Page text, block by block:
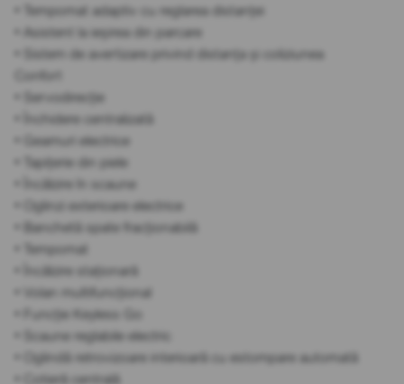
• Tempomat adaptiv cu reglarea distanței
• Asistent la ieșirea din parcare
• Sistem de avertizare privind distanța și coliziunea
Confort
• Servodirecție
• Închidere centralizată
• Geamuri electrice
• Tapițerie din piele
• Încălzire în scaune
• Oglinzi exterioare electrice
• Banchetă spate fracționabilă
• Tempomat
• Încălzire staționară
• Volan multifuncțional
• Funcție Keyless Go
• Scaune reglabile electric
• Oglindă retrovizoare interioară cu estompare automată
• Cotieră centrală